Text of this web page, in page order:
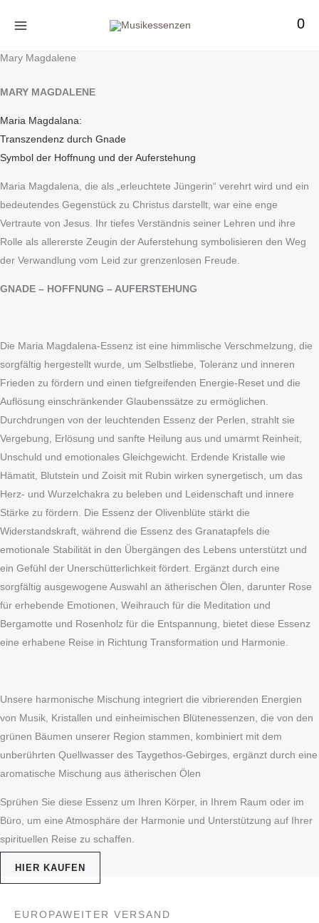
Inhalt
0
Mary Magdalene
MARY MAGDALENE
Maria Magdalana:
Transzendenz durch Gnade
Symbol der Hoffnung und der Auferstehung
Maria Magdalena, die als „erleuchtete Jüngerin“ verehrt wird und ein
bedeutendes Gegenstück zu Christus darstellt, war eine enge
Vertraute von Jesus. Ihr tiefes Verständnis seiner Lehren und ihre
Rolle als allererste Zeugin der Auferstehung symbolisieren den Weg
der Verwandlung vom Leid zur grenzenlosen Freude.
GNADE – HOFFNUNG – AUFERSTEHUNG
Die Maria Magdalena-Essenz ist eine himmlische Verschmelzung, die
sorgfältig hergestellt wurde, um Selbstliebe, Toleranz und inneren
Frieden zu fördern und einen tiefgreifenden Energie-Reset und die
Auflösung einschränkender Glaubenssätze zu ermöglichen.
Durchdrungen von der leuchtenden Essenz der Perlen, strahlt sie
Vergebung, Erlösung und sanfte Heilung aus und umarmt Reinheit,
Unschuld und emotionales Gleichgewicht. Erdende Kristalle wie
Hämatit, Blutstein und Zoisit mit Rubin wirken synergetisch, um das
Herz- und Wurzelchakra zu beleben und Leidenschaft und innere
Stärke zu fördern. Die Essenz der Olivenblüte stärkt die
Widerstandskraft, während die Essenz des Granatapfels die
emotionale Stabilität in den Übergängen des Lebens unterstützt und
ein Gefühl der Unerschütterlichkeit fördert. Ergänzt durch eine
sorgfältig ausgewogene Auswahl an ätherischen Ölen, darunter Rose
für erhebende Emotionen, Weihrauch für die Meditation und
Bergamotte und Rosenholz für die Entspannung, bietet diese Essenz
eine erhabene Reise in Richtung Transformation und Harmonie.
Unsere harmonische Mischung integriert die vibrierenden Energien
von Musik, Kristallen und einheimischen Blütenessenzen, die von den
grünen Bäumen unserer Region stammen, kombiniert mit dem
unberührten Quellwasser des Taygethos-Gebirges, ergänzt durch eine
aromatische Mischung aus ätherischen Ölen
Sprühen Sie diese Essenz um Ihren Körper, in Ihrem Raum oder im
Büro, um eine Atmosphäre der Harmonie und Unterstützung auf Ihrer
spirituellen Reise zu schaffen.
HIER KAUFEN
EUROPAWEITER VERSAND